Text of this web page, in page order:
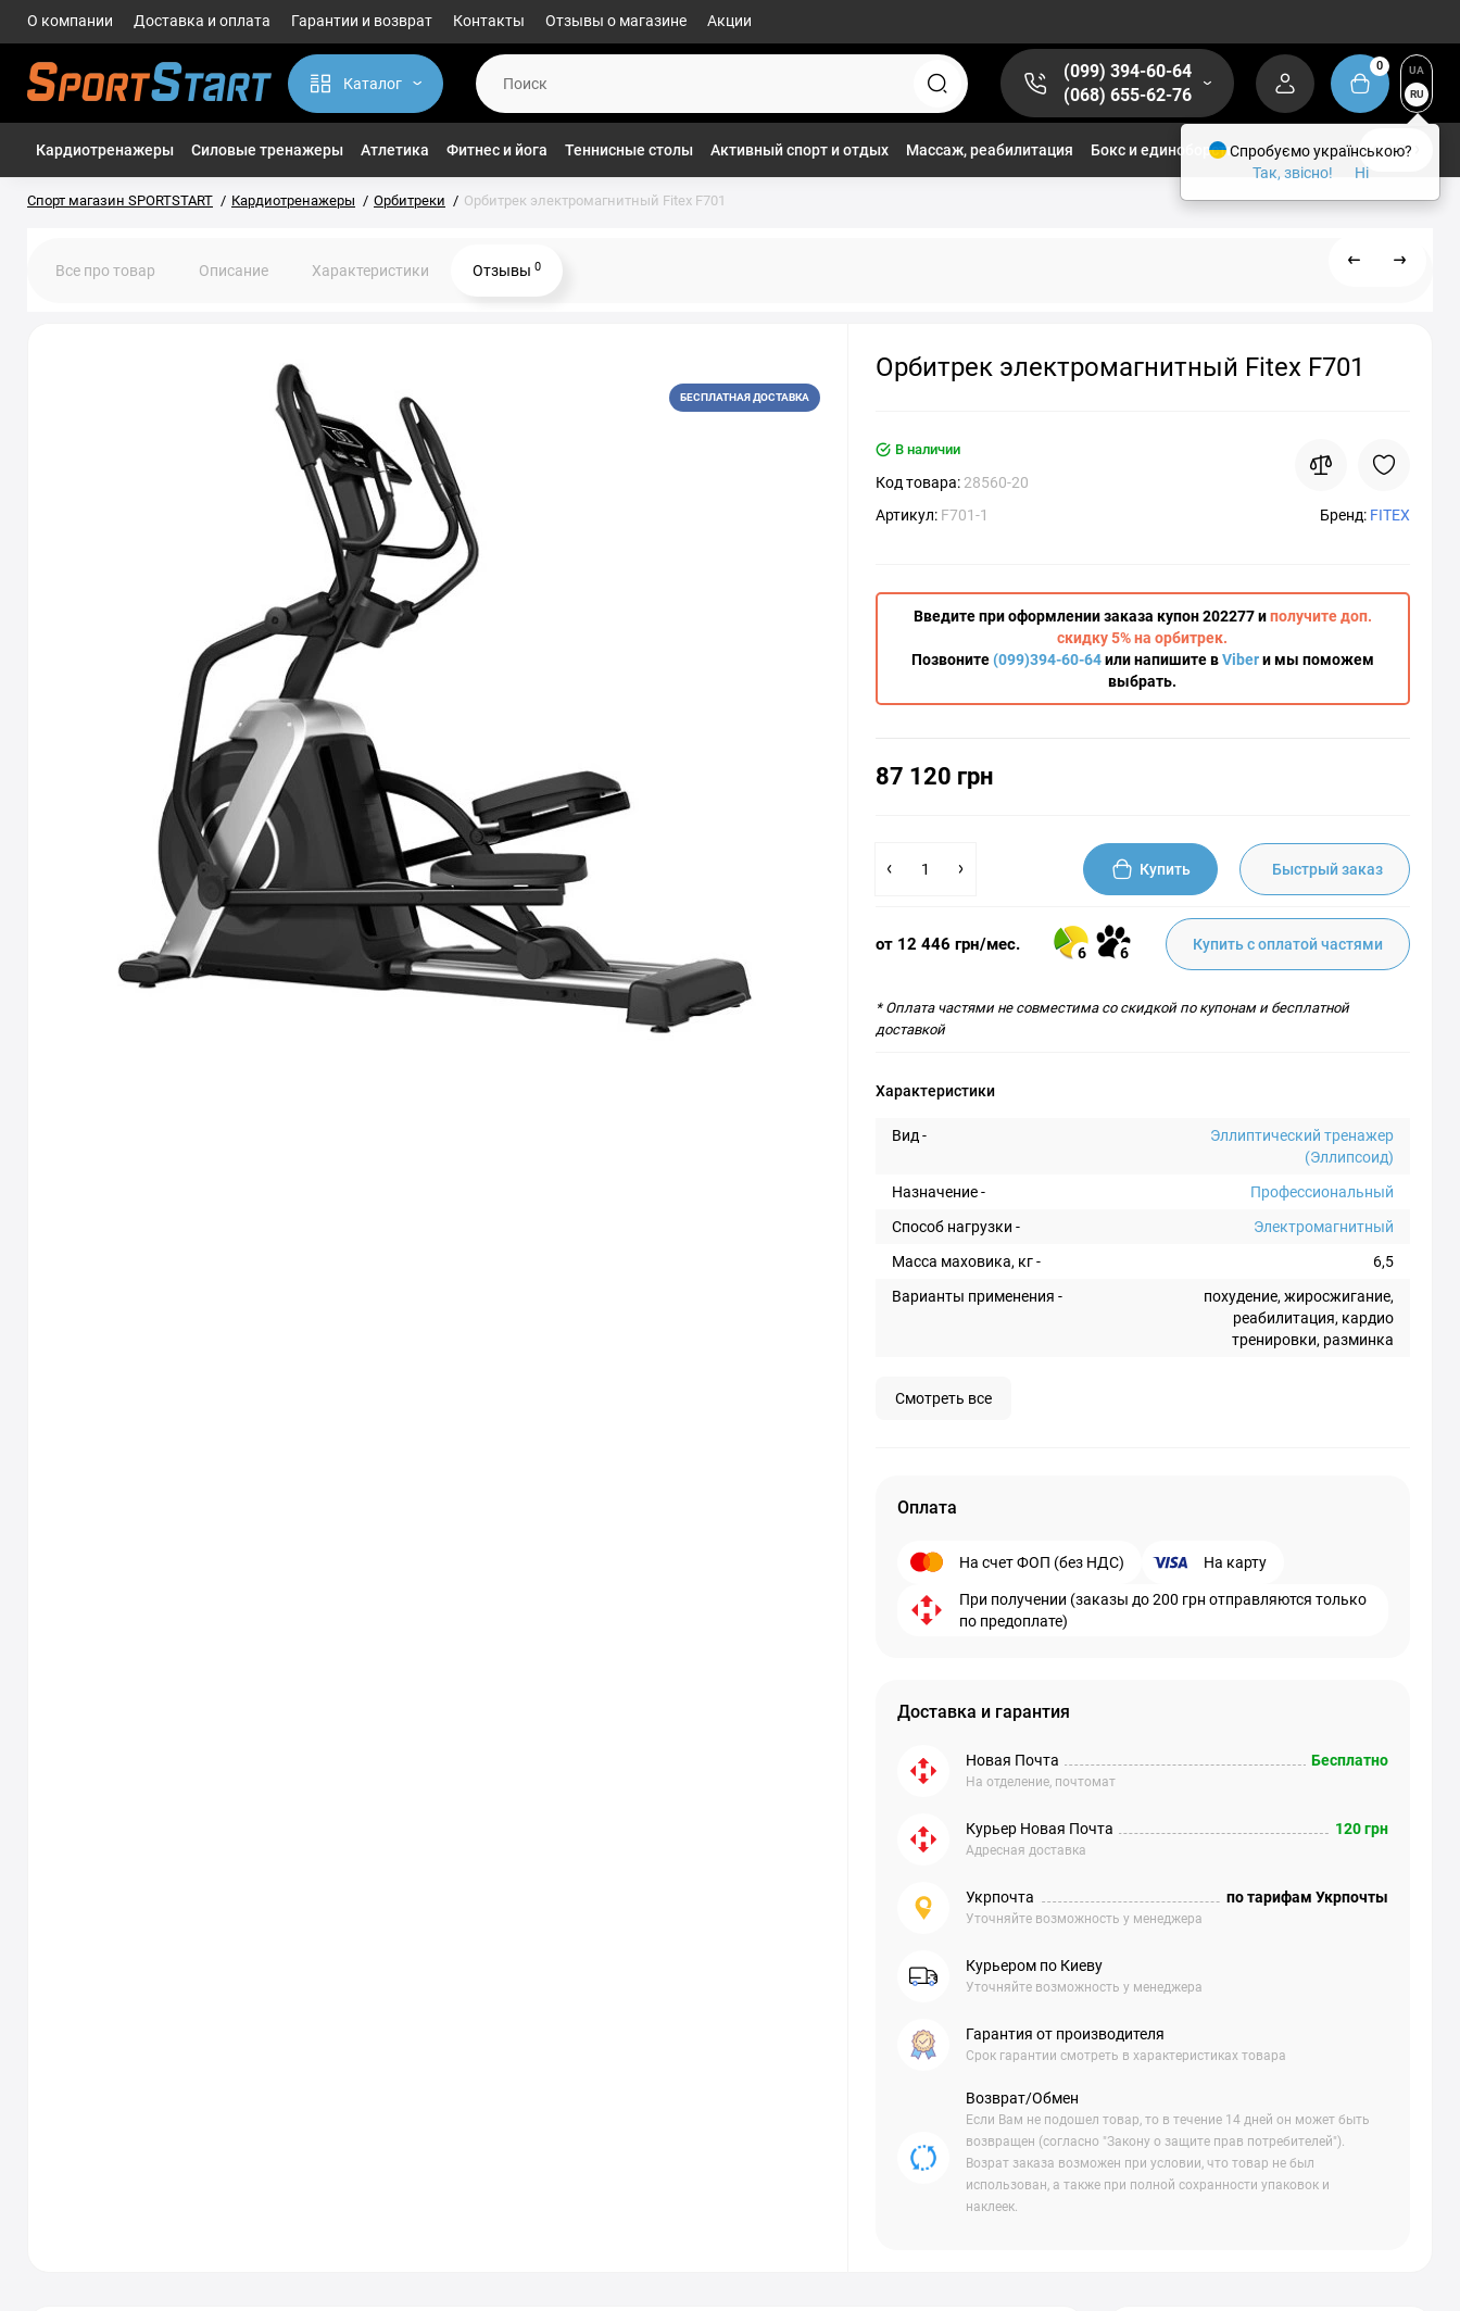
О компании Доставка и оплата Гарантии и возврат Контакты Отзывы о магазине Акции
Каталог
(099) 394-60-64
(068) 655-62-76
0
UA
RU
Кардиотренажеры Силовые тренажеры Атлетика Фитнес и йога Теннисные столы Активный спорт и отдых Массаж, реабилитация Бокс и единоборства 1/2
Спорт магазин SPORTSTART Кардиотренажеры Орбитреки Орбитрек электромагнитный Fitex F701
Все про товар Описание Характеристики Отзывы 0
БЕСПЛАТНАЯ ДОСТАВКА
Орбитрек электромагнитный Fitex F701
В наличии
Код товара: 28560-20
Артикул: F701-1 Бренд: FITEX
Введите при оформлении заказа купон 202277 иполучите доп.
скидку 5% на орбитрек.
Позвоните(099)394-60-64или напишите вViberи мы поможем
выбрать.
87 120 грн
Купить Быстрый заказ
от 12 446 грн/мес. 6 6 Купить с оплатой частями
* Оплата частями не совместима со скидкой по купонам и бесплатной
доставкой
Характеристики
Вид -
Эллиптический тренажер
(Эллипсоид)
Назначение -
Профессиональный
Способ нагрузки -
Электромагнитный
Масса маховика, кг -
6,5
Варианты применения -
похудение, жиросжигание,
реабилитация, кардио
тренировки, разминка
Смотреть все
Оплата
На счет ФОП (без НДС) На карту
При получении (заказы до 200 грн отправляются только
по предоплате)
Доставка и гарантия
Новая Почта
На отделение, почтомат
Бесплатно
Курьер Новая Почта
Адресная доставка
120 грн
Укрпочта
Уточняйте возможность у менеджера
по тарифам Укрпочты
Курьером по Киеву
Уточняйте возможность у менеджера
Гарантия от производителя
Срок гарантии смотреть в характеристиках товара
Возврат/Обмен
Если Вам не подошел товар, то в течение 14 дней он может быть
возвращен (согласно "Закону о защите прав потребителей").
Возрат заказа возможен при условии, что товар не был
использован, а также при полной сохранности упаковок и
наклеек.
Спробуємо українською?
Так, звісно!
Ні